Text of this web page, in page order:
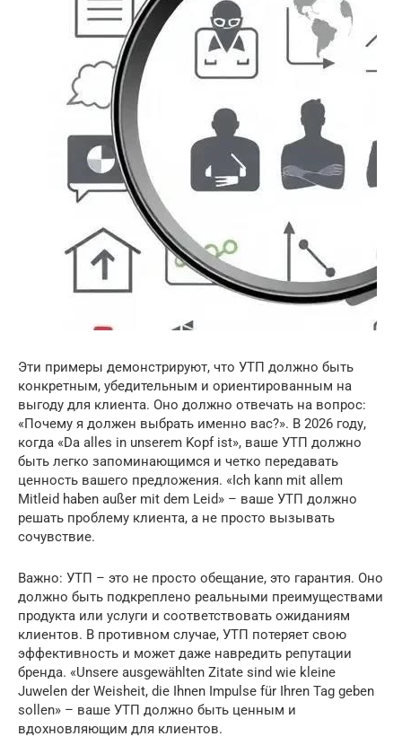
Эти примеры демонстрируют, что УТП должно быть
конкретным, убедительным и ориентированным на
выгоду для клиента. Оно должно отвечать на вопрос:
«Почему я должен выбрать именно вас?». В 2026 году,
когда «Da alles in unserem Kopf ist», ваше УТП должно
быть легко запоминающимся и четко передавать
ценность вашего предложения. «Ich kann mit allem
Mitleid haben außer mit dem Leid» – ваше УТП должно
решать проблему клиента, а не просто вызывать
сочувствие.
Важно: УТП – это не просто обещание, это гарантия. Оно
должно быть подкреплено реальными преимуществами
продукта или услуги и соответствовать ожиданиям
клиентов. В противном случае, УТП потеряет свою
эффективность и может даже навредить репутации
бренда. «Unsere ausgewählten Zitate sind wie kleine
Juwelen der Weisheit, die Ihnen Impulse für Ihren Tag geben
sollen» – ваше УТП должно быть ценным и
вдохновляющим для клиентов.